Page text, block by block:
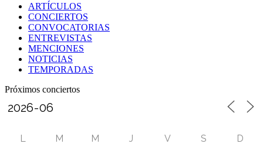
ARTÍCULOS
CONCIERTOS
CONVOCATORIAS
ENTREVISTAS
MENCIONES
NOTICIAS
TEMPORADAS
Próximos conciertos
L M M J V S D